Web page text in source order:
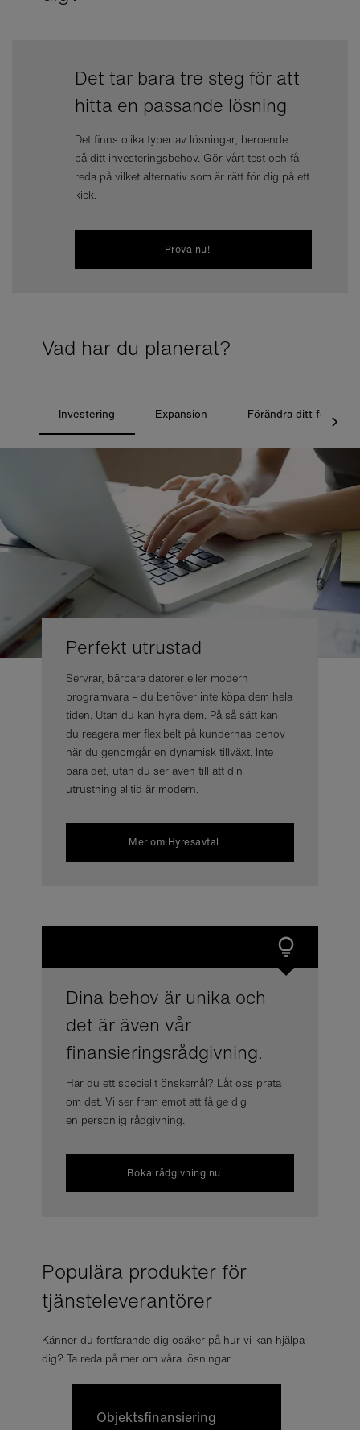
Det tar bara tre steg för att
hitta en passande lösning
Det finns olika typer av lösningar, beroende
på ditt investeringsbehov. Gör vårt test och få
reda på vilket alternativ som är rätt för dig på ett
kick.
Prova nu!
Vad har du planerat?
Investering Expansion Förändra ditt företag
Perfekt utrustad
Servrar, bärbara datorer eller modern
programvara – du behöver inte köpa dem hela
tiden. Utan du kan hyra dem. På så sätt kan
du reagera mer flexibelt på kundernas behov
när du genomgår en dynamisk tillväxt. Inte
bara det, utan du ser även till att din
utrustning alltid är modern.
Mer om Hyresavtal
Dina behov är unika och
det är även vår
finansieringsrådgivning.
Har du ett speciellt önskemål? Låt oss prata
om det. Vi ser fram emot att få ge dig
en personlig rådgivning.
Boka rådgivning nu
Populära produkter för
tjänsteleverantörer
Känner du fortfarande dig osäker på hur vi kan hjälpa
dig? Ta reda på mer om våra lösningar.
Ob­jekts­fi­nan­sie­ring